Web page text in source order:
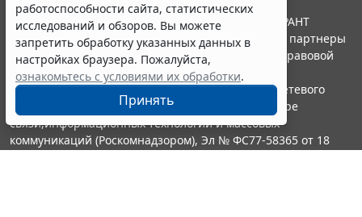
работоспособности сайта, статистических
исследований и обзоров. Вы можете
запретить обработку указанных данных в
настройках браузера. Пожалуйста,
ознакомьтесь с условиями их обработки.
Принять
© ООО "НПП "ГАРАНТ-СЕРВИС", 2026. Система ГАРАНТ
выпускается с 1990 года. Компания "Гарант" и ее партнеры
являются участниками Российской ассоциации правовой
информации ГАРАНТ.
Портал ГАРАНТ.РУ зарегистрирован в качестве сетевого
издания Федеральной службой по надзору в сфере
связи,информационных технологий и массовых
коммуникаций (Роскомнадзором), Эл № ФС77-58365 от 18